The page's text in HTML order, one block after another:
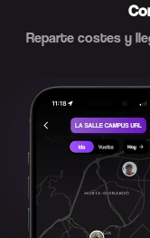
Reparte costes y